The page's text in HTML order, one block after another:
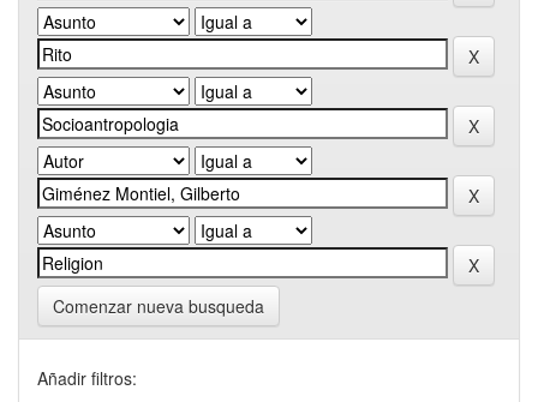
Comenzar nueva busqueda
Añadir filtros: